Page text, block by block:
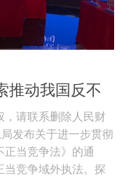
推动我国反不
域外适用
请联系删除人民财
发布关于进一步贯彻
当竞争法》的通
竞争域外执法。探